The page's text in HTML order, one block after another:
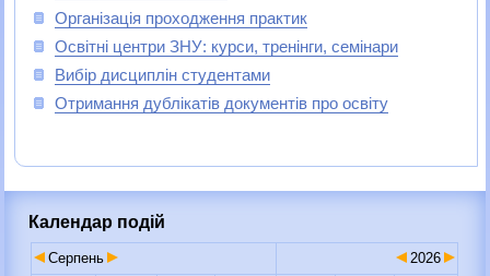
Організація проходження практик
Освітні центри ЗНУ: курси, тренінги, семінари
Вибір дисциплін студентами
Отримання дублікатів документів про освіту
Календар подій
Серпень
2026